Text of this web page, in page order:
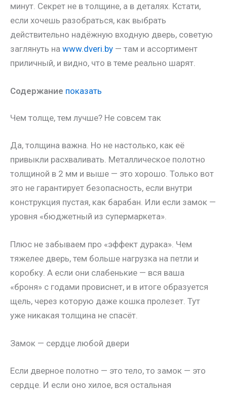
минут. Секрет не в толщине, а в деталях. Кстати,
если хочешь разобраться, как выбрать
действительно надёжную входную дверь, советую
заглянуть на www.dveri.by — там и ассортимент
приличный, и видно, что в теме реально шарят.
Содержание показать
Чем толще, тем лучше? Не совсем так
Да, толщина важна. Но не настолько, как её
привыкли расхваливать. Металлическое полотно
толщиной в 2 мм и выше — это хорошо. Только вот
это не гарантирует безопасность, если внутри
конструкция пустая, как барабан. Или если замок —
уровня «бюджетный из супермаркета».
Плюс не забываем про «эффект дурака». Чем
тяжелее дверь, тем больше нагрузка на петли и
коробку. А если они слабенькие — вся ваша
«броня» с годами провиснет, и в итоге образуется
щель, через которую даже кошка пролезет. Тут
уже никакая толщина не спасёт.
Замок — сердце любой двери
Если дверное полотно — это тело, то замок — это
сердце. И если оно хилое, вся остальная